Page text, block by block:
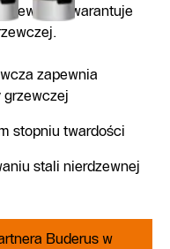
gwarantuje
zapewnia
grzewczej
stopniu twardości
stali nierdzewnej
Buderus w